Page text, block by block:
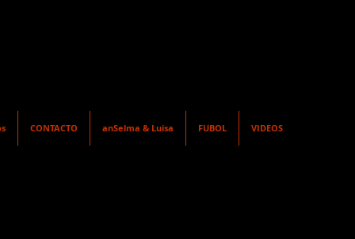
CONTACTO anSelma & Luisa FUBOL VIDEOS